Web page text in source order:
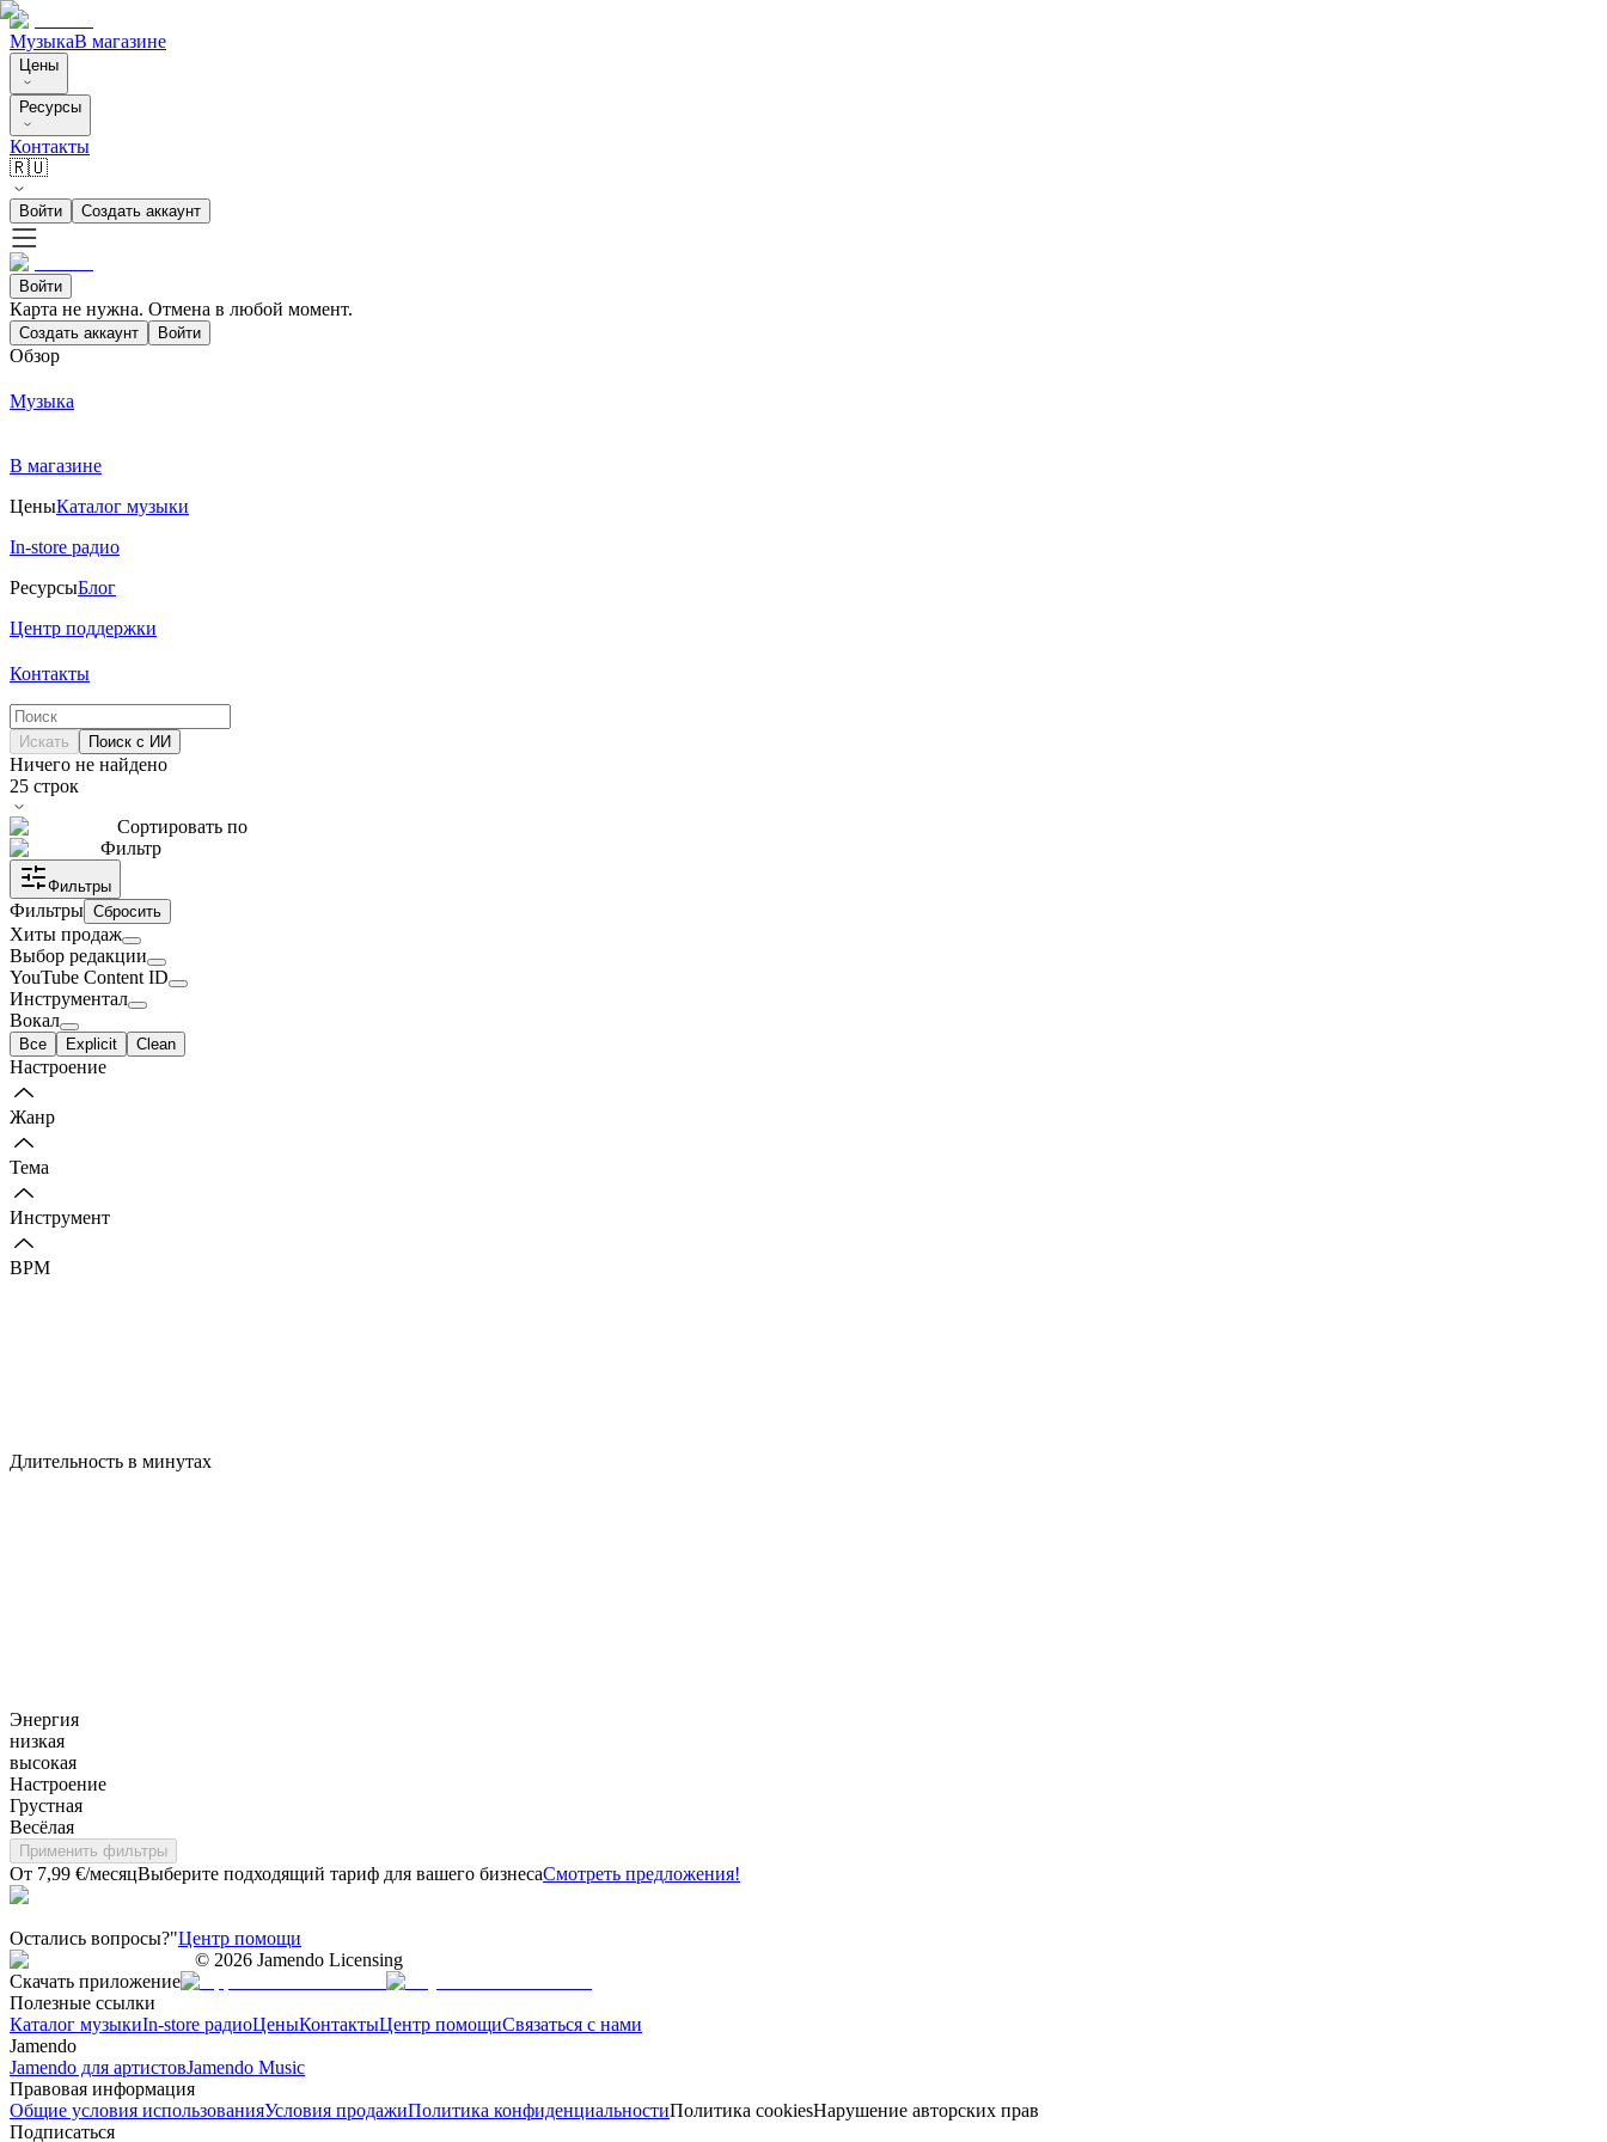
МузыкаВ магазине
Цены
Ресурсы
Контакты
🇷🇺
Войти Создать аккаунт
Войти
Карта не нужна. Отмена в любой момент.
Создать аккаунт Войти
Обзор
Музыка
В магазине
ЦеныКаталог музыки
In-store радио
РесурсыБлог
Центр поддержки
Контакты
Искать Поиск с ИИ
Ничего не найдено
25 строк
Сортировать по
Фильтр
Фильтры
Фильтры Сбросить
Хиты продаж
Выбор редакции
YouTube Content ID
Инструментал
Вокал
Все Explicit Clean
Настроение
Жанр
Тема
Инструмент
BPM
Длительность в минутах
Энергия
низкая
высокая
Настроение
Грустная
Весёлая
Применить фильтры
От 7,99 €/месяцВыберите подходящий тариф для вашего бизнесаСмотреть предложения!
Остались вопросы?"Центр помощи
© 2026 Jamendo Licensing
Скачать приложение
Полезные ссылки
Каталог музыкиIn-store радиоЦеныКонтактыЦентр помощиСвязаться с нами
Jamendo
Jamendo для артистовJamendo Music
Правовая информация
Общие условия использованияУсловия продажиПолитика конфиденциальностиПолитика cookiesНарушение авторских прав
Подписаться